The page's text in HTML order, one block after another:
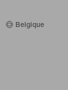
Belgique